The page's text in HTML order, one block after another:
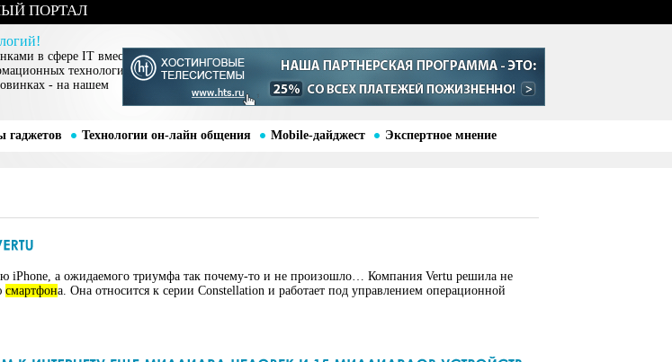
ПОРТАЛ
в сфере IT вместе
технологий,
- на нашем
гаджетов Технологии он-лайн общения Mobile-дайджест Экспертное мнение
iPhone, а ожидаемого триумфа так почему-то и не произошло… Компания Vertu решила не
смартфона. Она относится к серии Constellation и работает под управлением операционной